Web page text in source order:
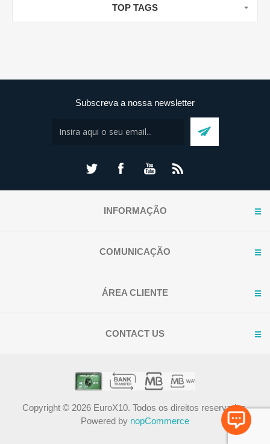
TOP TAGS
Subscreva a nossa newsletter
INFORMAÇÃO
COMUNICAÇÃO
ÁREA CLIENTE
CONTACT US
Copyright © 2026 EuroX10. Todos os direitos reservados.
Powered by nopCommerce